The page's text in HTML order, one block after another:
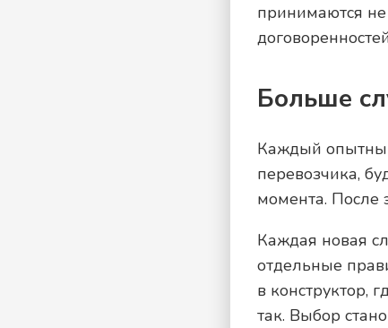
принимаются
Больше
Каждый
перевозчика,
момента. После
Каждая новая
отдельные
в конструктор,
так. Выбор